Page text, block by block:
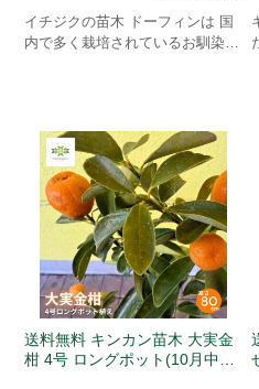
イチジクの苗木 ドーフィンは 国
内で多く栽培されているお馴染み
送料無料 キンカン苗木 大実金
柑 4号 ロングポット(10月中旬